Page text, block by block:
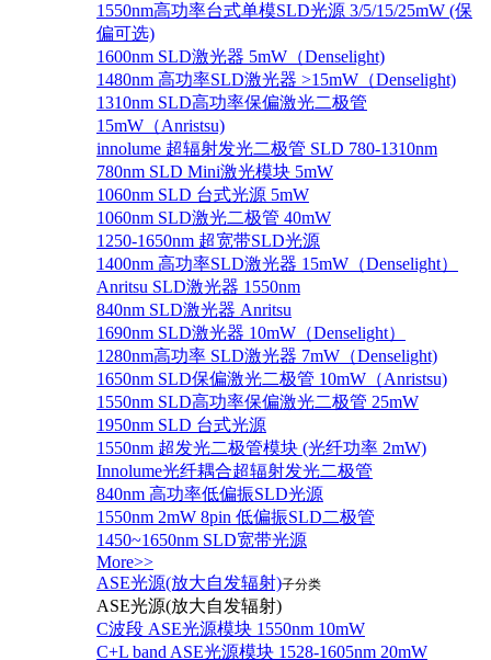
1550nm高功率台式单模SLD光源 3/5/15/25mW (保
偏可选)
1600nm SLD激光器 5mW（Denselight)
1480nm 高功率SLD激光器 >15mW（Denselight)
1310nm SLD高功率保偏激光二极管
15mW（Anristsu)
innolume 超辐射发光二极管 SLD 780-1310nm
780nm SLD Mini激光模块 5mW
1060nm SLD 台式光源 5mW
1060nm SLD激光二极管 40mW
1250-1650nm 超宽带SLD光源
1400nm 高功率SLD激光器 15mW（Denselight）
Anritsu SLD激光器 1550nm
840nm SLD激光器 Anritsu
1690nm SLD激光器 10mW（Denselight）
1280nm高功率 SLD激光器 7mW（Denselight)
1650nm SLD保偏激光二极管 10mW（Anristsu)
1550nm SLD高功率保偏激光二极管 25mW
1950nm SLD 台式光源
1550nm 超发光二极管模块 (光纤功率 2mW)
Innolume光纤耦合超辐射发光二极管
840nm 高功率低偏振SLD光源
1550nm 2mW 8pin 低偏振SLD二极管
1450~1650nm SLD宽带光源
More>>
ASE光源(放大自发辐射)子分类
ASE光源(放大自发辐射)
C波段 ASE光源模块 1550nm 10mW
C+L band ASE光源模块 1528-1605nm 20mW